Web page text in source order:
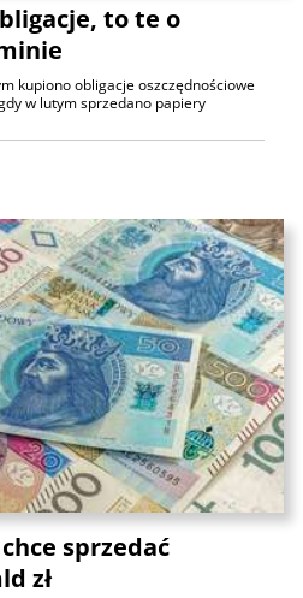
to te o
kupiono obligacje oszczędnościowe
w lutym sprzedano papiery
sprzedać
zł